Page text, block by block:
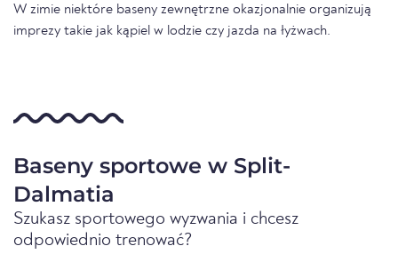
W zimie niektóre baseny zewnętrzne okazjonalnie organizują
imprezy takie jak kąpiel w lodzie czy jazda na łyżwach.
Baseny sportowe w Split-
Dalmatia
Szukasz sportowego wyzwania i chcesz
odpowiednio trenować?